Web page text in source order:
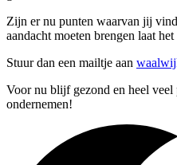
Zijn er nu punten waarvan jij
aandacht moeten brengen laat
Stuur dan een mailtje aan
Voor nu blijf gezond en heel veel
ondernemen!